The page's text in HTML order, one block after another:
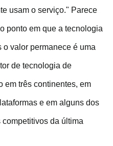
usam o serviço." Parece
ponto em que a tecnologia
valor permanece é uma
de tecnologia de
em três continentes, em
e em alguns dos
da última